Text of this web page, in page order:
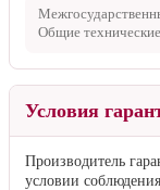
Гарантия
Качество